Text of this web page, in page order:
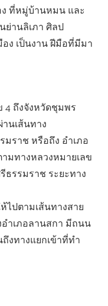
ง ที่หมู่บ้านหมน และ
ย่านลิเภา ศิลป
ง เป็นงาน ฝีมือที่มีมา
4 ถึงจังหวัดชุมพร
นเส้นทาง
มราช หรือถึง อําเภอ
มทางหลวงหมายเลข
ธรรมราช ระยะทาง
ไปตามเส้นทางสาย
าเภอลานสกา มีถนน
งทางแยกเข้าที่ทํา